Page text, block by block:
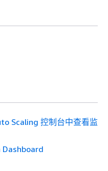
Scaling 控制台中查看监